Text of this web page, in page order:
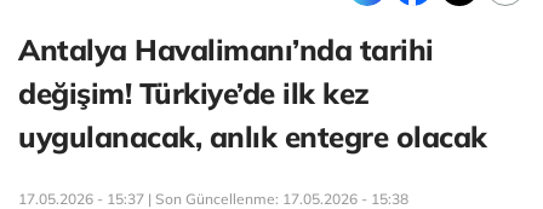
Antalya Havalimanı’nda tarihi
değişim! Türkiye’de ilk kez
uygulanacak, anlık entegre olacak
17.05.2026 - 15:37 | Son Güncellenme: 17.05.2026 - 15:38